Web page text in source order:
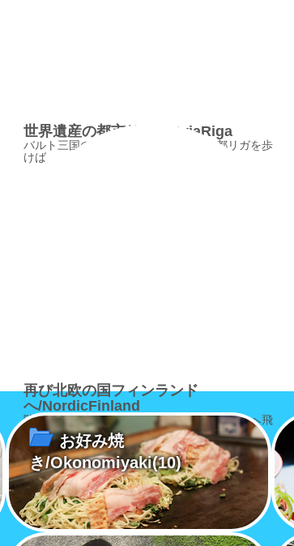
世界遺産の都市リガ/LatviaRiga
バルト三国のひとつ、ラトヴィアの首都リガを歩
けば
再び北欧の国フィンランド
へ/NordicFinland
関西国際空港からフィンランド・ヘルシンキへ飛
び立ったお好み焼
き/Okonomiyaki(10)